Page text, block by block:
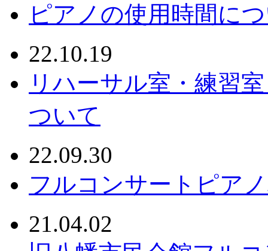
ピアノの使用時間に
22.10.19
リハーサル室・練習
ついて
22.09.30
フルコンサートピア
21.04.02